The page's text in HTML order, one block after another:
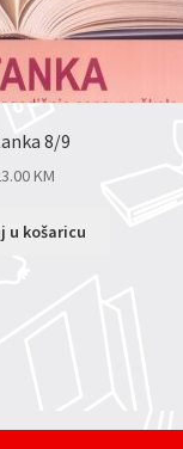
8/9
KM
u košaricu